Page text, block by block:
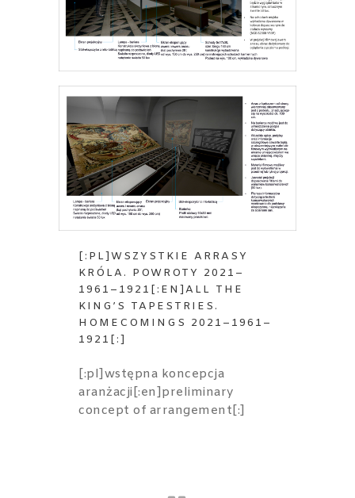
[:PL]WSZYSTKIE ARRASY
KRÓLA. POWROTY 2021–
1961–1921[:EN]ALL THE
KING’S TAPESTRIES.
HOMECOMINGS 2021–1961–
1921[:]
[:pl]wstępna koncepcja
aranżacji[:en]preliminary
concept of arrangement[:]